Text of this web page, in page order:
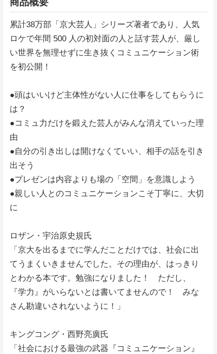
累計38万部「京大芸人」シリーズ著者であり、人気
ロケで年間 500 人の初対面の人と話す芸人が、厳し
い世界を無理せずに生き抜くコミュニケーション術
を初公開！
●頭はいいけど主体性がない人に仕事をしてもらうに
は？
●コミュ力だけを鍛えた芸人がみんな消えていった理
由
●自分の引き出しは開けなくていい、相手の話を引き
出そう
●プレゼンは内容よりも場の「空間」を意識しよう
●親しい人とのコミュニケーションこそ丁寧に、大切
に
ロザン・宇治原史規氏
「京大を出るまでに学んだことだけでは、社会に出
てうまくいきませんでした。その理由が、はっきり
とわかる本です。勉強になりました！ ただし、
『学力』がいらないとは書いてませんので！ みな
さん勘違いされないように！」
キングコング・西野亮廣氏
「社会における最強の武器『コミュニケーション』